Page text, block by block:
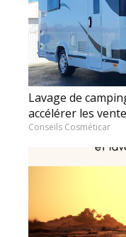
Lavage de
accélérer les
Conseils Cosméticar